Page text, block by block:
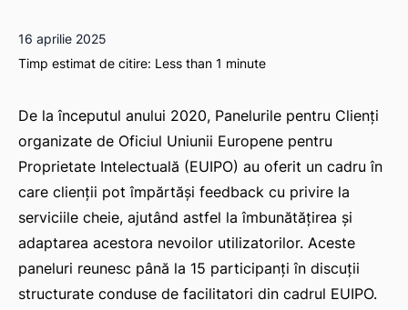
16 aprilie 2025
Timp estimat de citire: Less than 1 minute
De la începutul anului 2020, Panelurile pentru Clienți
organizate de Oficiul Uniunii Europene pentru
Proprietate Intelectuală (EUIPO) au oferit un cadru în
care clienții pot împărtăși feedback cu privire la
serviciile cheie, ajutând astfel la îmbunătățirea și
adaptarea acestora nevoilor utilizatorilor. Aceste
paneluri reunesc până la 15 participanți în discuții
structurate conduse de facilitatori din cadrul EUIPO.